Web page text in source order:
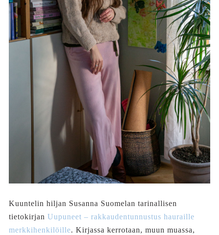
Kuuntelin hiljan Susanna Suomelan tarinallisen
tietokirjan Uupuneet – rakkaudentunnustus hauraille
merkkihenkilöille. Kirjassa kerrotaan, muun muassa,